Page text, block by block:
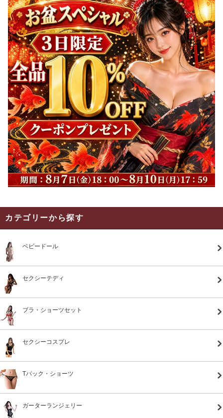
カテゴリーから探す
ベビードール
セクシーテディ
ブラ・ショーツセット
セクシーコスプレ
Tバック・ショーツ
ガーターランジェリー